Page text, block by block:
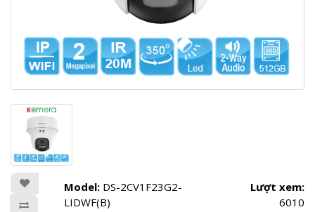
Model: DS-2CV1F23G2-
LIDWF(B)
Lượt xem:
6010